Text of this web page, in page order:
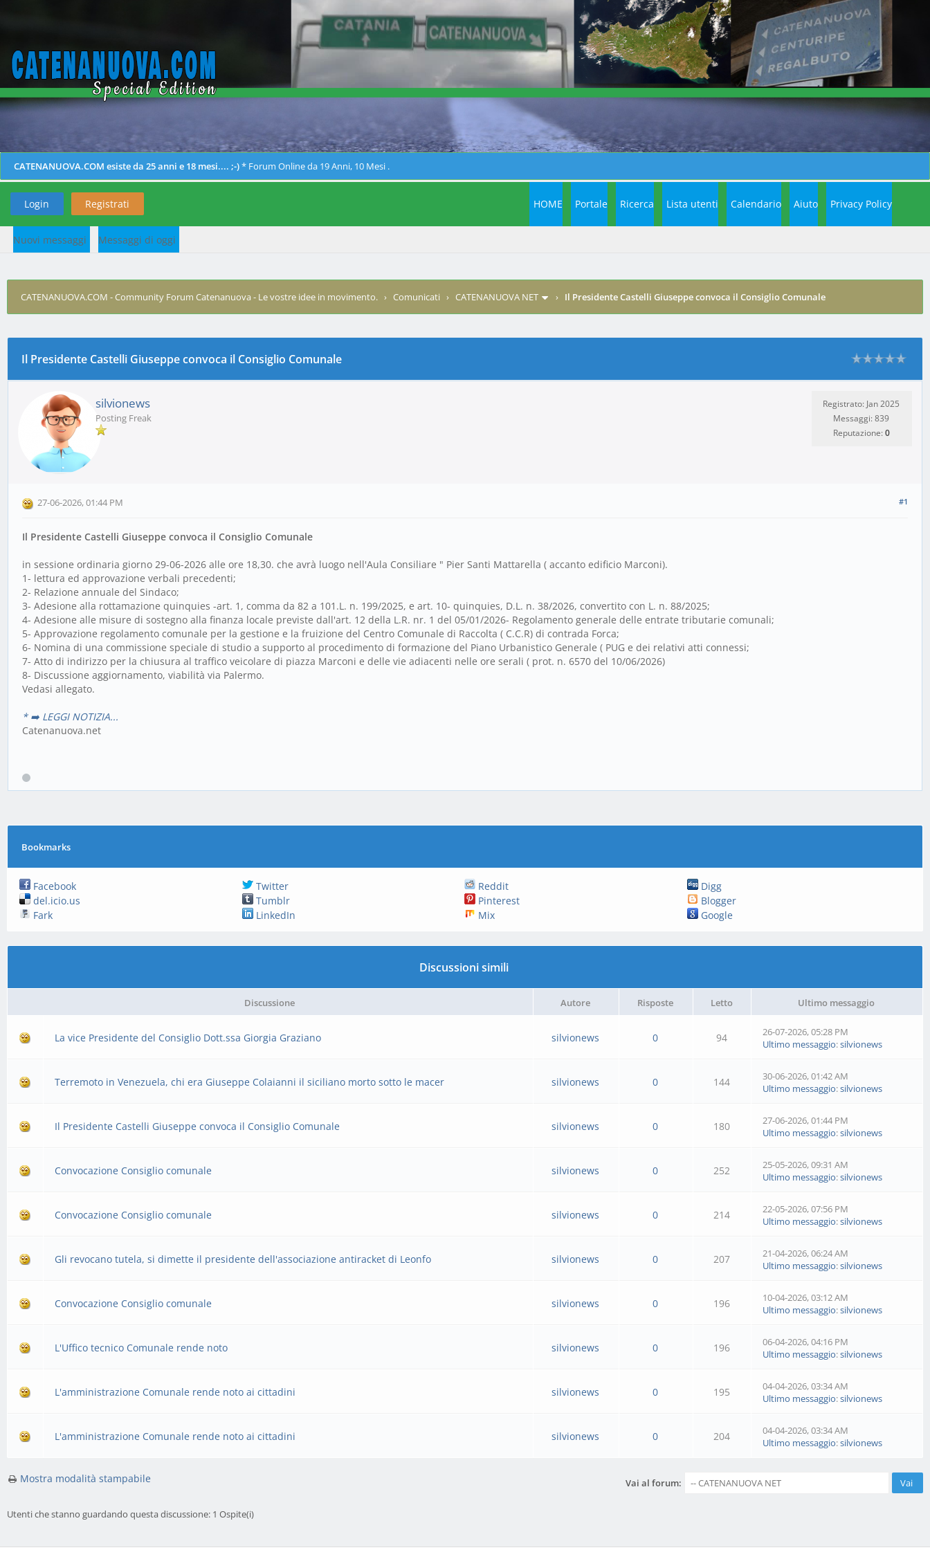
CATENANUOVA.COM esiste da 25 anni e 18 mesi.... ;-)* Forum Online da 19 Anni, 10 Mesi .
Login Registrati HOME Portale Ricerca Lista utenti Calendario Aiuto Privacy Policy
Nuovi messaggi Messaggi di oggi
CATENANUOVA.COM - Community Forum Catenanuova - Le vostre idee in movimento. › Comunicati › CATENANUOVA NET › Il Presidente Castelli Giuseppe convoca il Consiglio Comunale
0 voto(i) - 0 media
1
2
3
4
5
Il Presidente Castelli Giuseppe convoca il Consiglio Comunale
silvionews
Posting Freak
Registrato: Jan 2025
Messaggi: 839
Reputazione: 0
#1
27-06-2026, 01:44 PM
Il Presidente Castelli Giuseppe convoca il Consiglio Comunale
in sessione ordinaria giorno 29-06-2026 alle ore 18,30. che avrà luogo nell'Aula Consiliare " Pier Santi Mattarella ( accanto edificio Marconi).
1- lettura ed approvazione verbali precedenti;
2- Relazione annuale del Sindaco;
3- Adesione alla rottamazione quinquies -art. 1, comma da 82 a 101.L. n. 199/2025, e art. 10- quinquies, D.L. n. 38/2026, convertito con L. n. 88/2025;
4- Adesione alle misure di sostegno alla finanza locale previste dall'art. 12 della L.R. nr. 1 del 05/01/2026- Regolamento generale delle entrate tributarie comunali;
5- Approvazione regolamento comunale per la gestione e la fruizione del Centro Comunale di Raccolta ( C.C.R) di contrada Forca;
6- Nomina di una commissione speciale di studio a supporto al procedimento di formazione del Piano Urbanistico Generale ( PUG e dei relativi atti connessi;
7- Atto di indirizzo per la chiusura al traffico veicolare di piazza Marconi e delle vie adiacenti nelle ore serali ( prot. n. 6570 del 10/06/2026)
8- Discussione aggiornamento, viabilità via Palermo.
Vedasi allegato.
* ➡️ LEGGI NOTIZIA...
Catenanuova.net
Bookmarks
Facebook Twitter Reddit
Digg
del.icio.us
Tumblr Pinterest
Blogger
Fark
LinkedIn Mix Google
Discussioni simili
Discussione Autore Risposte Letto Ultimo messaggio
La vice Presidente del Consiglio Dott.ssa Giorgia Graziano silvionews 0 94
26-07-2026, 05:28 PM
Ultimo messaggio:silvionews
Terremoto in Venezuela, chi era Giuseppe Colaianni il siciliano morto sotto le macer silvionews 0 144
30-06-2026, 01:42 AM
Ultimo messaggio:silvionews
Il Presidente Castelli Giuseppe convoca il Consiglio Comunale silvionews 0 180
27-06-2026, 01:44 PM
Ultimo messaggio:silvionews
Convocazione Consiglio comunale silvionews 0 252
25-05-2026, 09:31 AM
Ultimo messaggio:silvionews
Convocazione Consiglio comunale silvionews 0 214
22-05-2026, 07:56 PM
Ultimo messaggio:silvionews
Gli revocano tutela, si dimette il presidente dell'associazione antiracket di Leonfo silvionews 0 207
21-04-2026, 06:24 AM
Ultimo messaggio:silvionews
Convocazione Consiglio comunale silvionews 0 196
10-04-2026, 03:12 AM
Ultimo messaggio:silvionews
L'Uffico tecnico Comunale rende noto silvionews 0 196
06-04-2026, 04:16 PM
Ultimo messaggio:silvionews
L'amministrazione Comunale rende noto ai cittadini silvionews 0 195
04-04-2026, 03:34 AM
Ultimo messaggio:silvionews
L'amministrazione Comunale rende noto ai cittadini silvionews 0 204
04-04-2026, 03:34 AM
Ultimo messaggio:silvionews
Mostra modalità stampabile Vai al forum:
Utenti che stanno guardando questa discussione: 1 Ospite(i)